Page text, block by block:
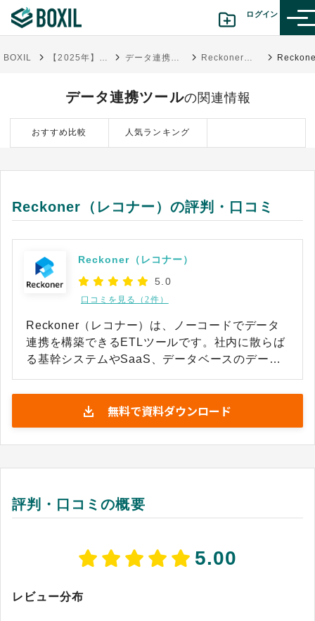
ログイン
診断から探す(β版)
BOXIL 【2025年】データ連携ツール14選比較！タイプ別おすすめサービス データ連携ツール Reckoner（レコナー）
データ連携ツールの関連情報
おすすめ比較 人気ランキング
Reckoner（レコナー）の評判・口コミ
Reckoner（レコナー）
5.0
口コミを見る（2件）
Reckoner（レコナー）は、ノーコードでデータ
連携を構築できるETLツールです。社内に散らば
る基幹システムやSaaS、データベースのデータ
情報システム部門やデータ活用推進の担当者に向
けて設計されています。ブロックをつなぐような
直感的な画面操作でデータの抽出・加工・格納ま
での流れを組み立てられるため、専門的なプログ
ジニアから業務部門の担当者まで、それぞれの立
場でデータ整備に関われる点が特徴です。属人化
ることで、運用の引き継ぎや保守を進めやすくし
種を問わず社内に点在するデータの統合基盤づく
無料で資料ダウンロード
評判・口コミの概要
5.00
レビュー分布